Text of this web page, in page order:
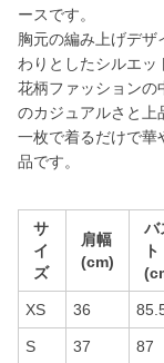
ースです。
胸元の編み上げデ
わりとしたシルエッ
花柄ファッションの
のカジュアルさと上
一枚で着るだけで華
品です。
サ
イ
ズ
肩幅
(cm)
バ
ト
XS 36
S 37 87